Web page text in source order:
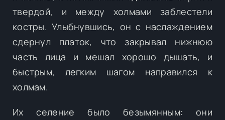
твердой, и между холмами заблестели
костры. Улыбнувшись, он с наслаждением
сдернул платок, что закрывал нижнюю
часть лица и мешал хорошо дышать, и
быстрым, легким шагом направился к
холмам.
Их селение было безымянным: они